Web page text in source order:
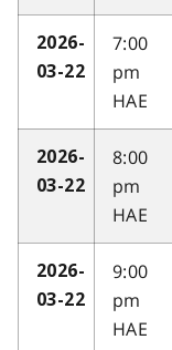
2026-
03-22
7:00
pm
HAE
2026-
03-22
8:00
pm
HAE
2026-
03-22
9:00
pm
HAE